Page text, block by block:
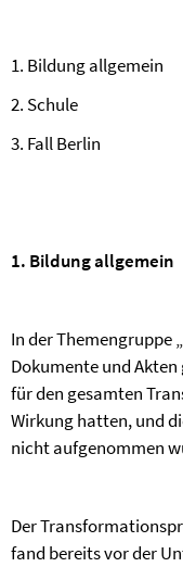
1. Bildung allgemein
2. Schule
3. Fall Berlin
1. Bildung allgemein
In der Themengruppe
Dokumente und
für den gesamten
Wirkung hatten, und
nicht aufgenommen
Der
fand bereits vor der